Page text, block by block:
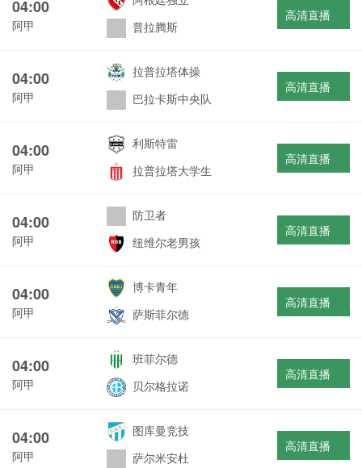
04:00
阿甲
普拉腾斯
高清直播
04:00
阿甲
拉普拉塔体操
巴拉卡斯中央队
高清直播
04:00
阿甲
利斯特雷
拉普拉塔大学生
高清直播
04:00
阿甲
防卫者
纽维尔老男孩
高清直播
04:00
阿甲
博卡青年
萨斯菲尔德
高清直播
04:00
阿甲
班菲尔德
贝尔格拉诺
高清直播
04:00
阿甲
图库曼竞技
萨尔米安杜
高清直播